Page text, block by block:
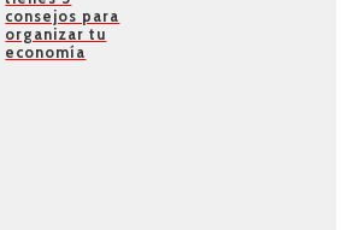
consejos para
organizar tu
economía